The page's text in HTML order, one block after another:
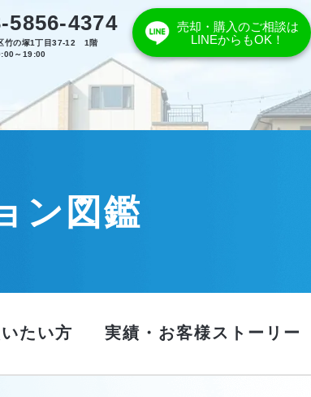
5856-4374
竹の塚1丁目37-12 1階
～19:00
売却・購入のご相談は
LINEからもOK！
ン図鑑
たい方 実績・お客様ストーリー